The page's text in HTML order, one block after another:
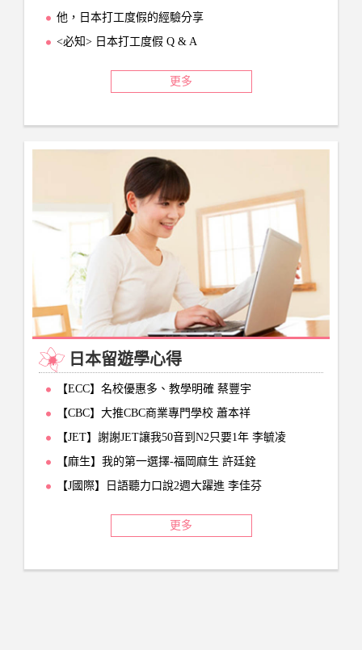
他，日本打工度假的經驗分享
<必知> 日本打工度假 Q & A
更多
日本留遊學心得
【ECC】名校優惠多、教學明確 蔡豐宇
【CBC】大推CBC商業專門學校 蕭本祥
【JET】謝謝JET讓我50音到N2只要1年 李毓凌
【麻生】我的第一選擇-福岡麻生 許廷銓
【J國際】日語聽力口說2週大躍進 李佳芬
更多